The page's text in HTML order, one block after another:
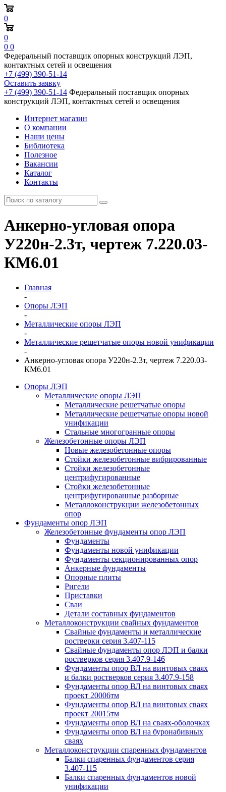
0
0
0 0
Федеральный поставщик опорных конструкций ЛЭП,
контактных сетей и освещения
+7 (499) 390-51-14
Оставить заявку
+7 (499) 390-51-14 Федеральный поставщик опорных
конструкций ЛЭП, контактных сетей и освещения
Интернет магазин
О компании
Наши цены
Библиотека
Полезное
Вакансии
Каталог
Контакты
Анкерно-угловая опора
У220н-2.3т, чертеж 7.220.03-
КМ6.01
Главная
-
Опоры ЛЭП
-
Металлические опоры ЛЭП
-
Металлические решетчатые опоры новой унификации
-
Анкерно-угловая опора У220н-2.3т, чертеж 7.220.03-
КМ6.01
Опоры ЛЭП
Металлические опоры ЛЭП
Металлические решетчатые опоры
Металлические решетчатые опоры новой
унификации
Стальные многогранные опоры
Железобетонные опоры ЛЭП
Новые железобетонные опоры
Стойки железобетонные вибрированные
Стойки железобетонные
центрифугированные
Стойки железобетонные
центрифугированные разборные
Металлоконструкции железобетонных
опор
Фундаменты опор ЛЭП
Железобетонные фундаменты опор ЛЭП
Фундаменты
Фундаменты новой унификации
Фундаменты секционированных опор
Анкерные фундаменты
Опорные плиты
Ригели
Приставки
Сваи
Детали составных фундаментов
Металлоконструкции свайных фундаментов
Свайные фундаменты и металлические
ростверки серия 3.407-115
Свайные фундаменты опор ЛЭП и балки
ростверков серия 3.407.9-146
Фундаменты опор ВЛ на винтовых сваях
и балки ростверков серия 3.407.9-158
Фундаменты опор ВЛ на винтовых сваях
проект 20006тм
Фундаменты опор ВЛ на винтовых сваях
проект 20015тм
Фундаменты опор ВЛ на сваях-оболочках
Фундаменты опор ВЛ на буронабивных
сваях
Металлоконструкции спаренных фундаментов
Балки спаренных фундаментов серия
3.407-115
Балки спаренных фундаментов новой
унификации